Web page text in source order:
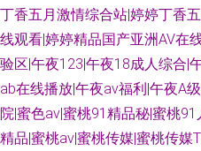
91这里 日韩综合色 丝袜91视频 91黑
超碰免费进入 欧美天天肏屄 欧美三
人公开 日韩性感传媒 日本色情网站
丁香五月激情综合站|婷婷丁香
线观看|婷婷精品国产亚洲AV在
验区|午夜123|午夜18成人综合|
ab在线播放|午夜av福利|午夜A
院|蜜色av|蜜桃91精品秘|蜜桃
精品|蜜桃av|蜜桃传媒|蜜桃传媒